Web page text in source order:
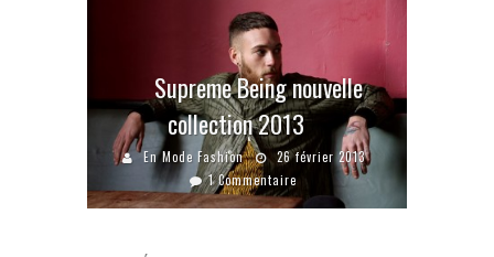
Supreme Being nouvelle
collection 2013
En Mode Fashion
26 février 2013
1 Commentaire